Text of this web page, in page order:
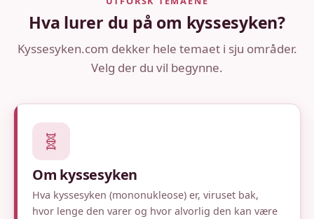
Hva lurer du på om kyssesyken?
Kyssesyken.com dekker hele temaet i sju områder.
Velg der du vil begynne.
🧬
Om kyssesyken
Hva kyssesyken (mononukleose) er, viruset bak,
hvor lenge den varer og hvor alvorlig den kan være